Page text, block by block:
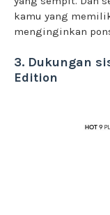
kamu yang
menginginkan
3. Dukungan
Edition